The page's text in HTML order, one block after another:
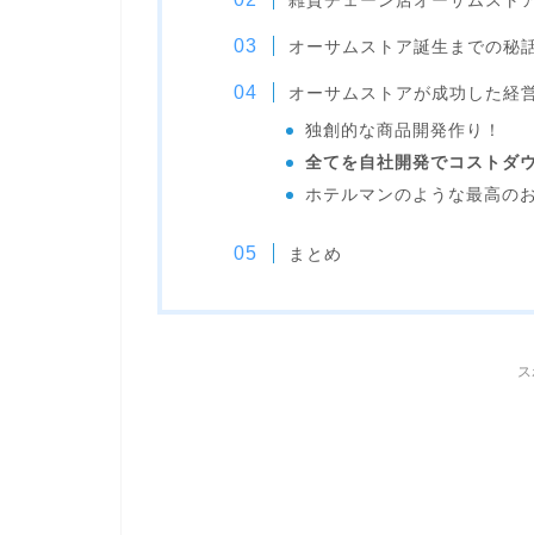
オーサムストア誕生までの秘
オーサムストアが成功した経
独創的な商品開発作り！
全てを自社開発でコストダ
ホテルマンのような最高の
まとめ